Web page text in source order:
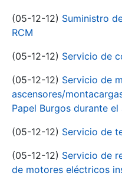
(05-12-12) Suministro
RCM
(05-12-12) Servicio de
(05-12-12) Servicio de
ascensores/
Papel Burgos durante el
(05-12-12) Servicio de
(05-12-12) Servicio de
de motores eléctricos